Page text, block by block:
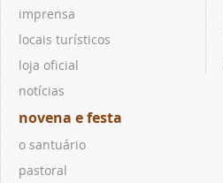
imprensa
locais turísticos
loja oficial
notícias
novena e festa
o santuário
pastoral